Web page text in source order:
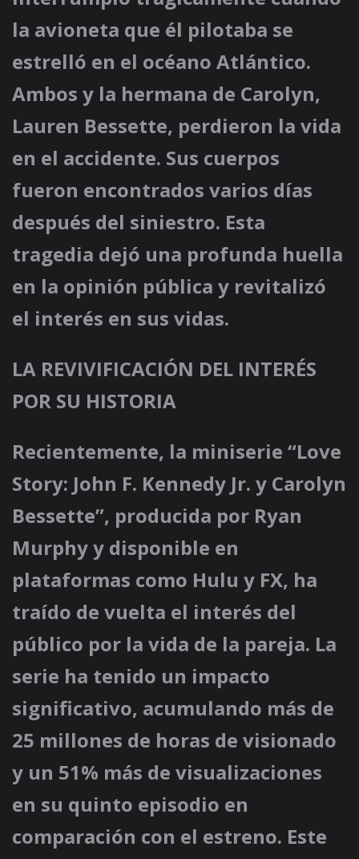
la avioneta que él pilotaba se
estrelló en el océano Atlántico.
Ambos y la hermana de Carolyn,
Lauren Bessette, perdieron la vida
en el accidente. Sus cuerpos
fueron encontrados varios días
después del siniestro. Esta
tragedia dejó una profunda huella
en la opinión pública y revitalizó
el interés en sus vidas.
LA REVIVIFICACIÓN DEL INTERÉS
POR SU HISTORIA
Recientemente, la miniserie “Love
Story: John F. Kennedy Jr. y Carolyn
Bessette”, producida por Ryan
Murphy y disponible en
plataformas como Hulu y FX, ha
traído de vuelta el interés del
público por la vida de la pareja. La
serie ha tenido un impacto
significativo, acumulando más de
25 millones de horas de visionado
y un 51% más de visualizaciones
en su quinto episodio en
comparación con el estreno. Este